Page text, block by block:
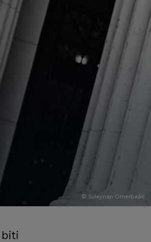
© Sulejman Omerbašić
biti